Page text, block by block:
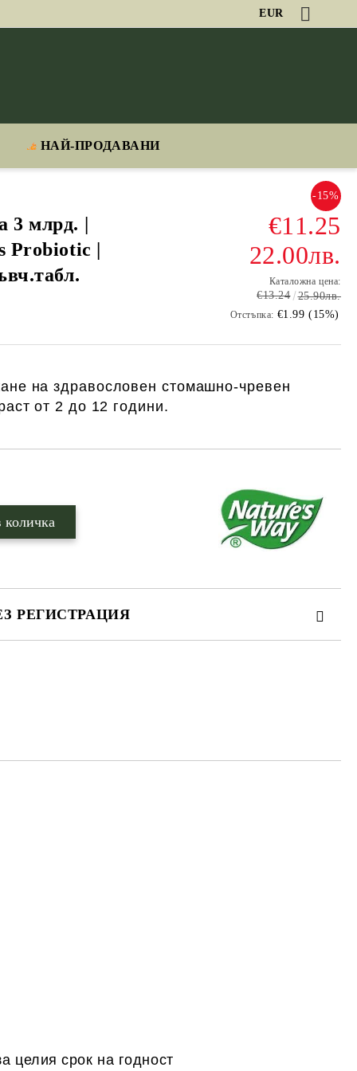
EUR
НАЙ-ПРОДАВАНИ
3 млрд. |
Probiotic |
-15%
€11.25
22.00лв.
Каталожна цена:
€13.24 25.90лв.
Отстъпка: €1.99 (15%)
на здравословен стомашно-чревен
от 2 до 12 години.
РЕГИСТРАЦИЯ
целия срок на годност